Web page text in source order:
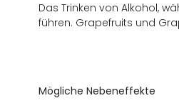
Das Trinken von Alkohol,
führen. Grapefruits und
Mögliche Nebeneffekte